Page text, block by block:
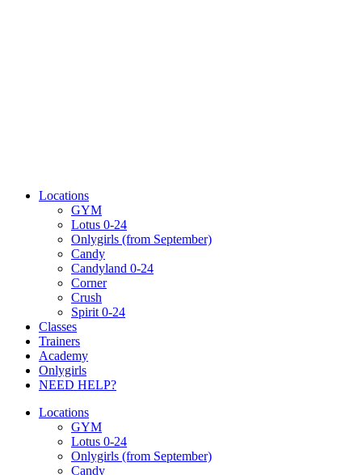
Locations
GYM
Lotus 0-24
Onlygirls (from September)
Candy
Candyland 0-24
Corner
Crush
Spirit 0-24
Classes
Trainers
Academy
Onlygirls
NEED HELP?
Locations
GYM
Lotus 0-24
Onlygirls (from September)
Candy